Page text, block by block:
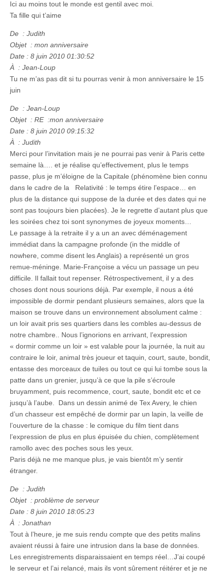
Ici au moins tout le monde est gentil avec moi.
Ta fille qui t’aime
De : Judith
Objet : mon anniversaire
Date : 8 juin 2010 01:30:52
À : Jean-Loup
Tu ne m’as pas dit si tu pourras venir à mon anniversaire le 15
juin
De : Jean-Loup
Objet : RE :mon anniversaire
Date : 8 juin 2010 09:15:32
À : Judith
Merci pour l’invitation mais je ne pourrai pas venir à Paris cette
semaine là…. et je réalise qu’effectivement, plus le temps
passe, plus je m’éloigne de la Capitale (phénomène bien connu
dans le cadre de la Relativité : le temps étire l’espace… en
plus de la distance qui suppose de la durée et des dates qui ne
sont pas toujours bien placées). Je le regrette d’autant plus que
les soirées chez toi sont synonymes de joyeux moments…
Le passage à la retraite il y a un an avec déménagement
immédiat dans la campagne profonde (in the middle of
nowhere, comme disent les Anglais) a représenté un gros
remue-méninge. Marie-Françoise a vécu un passage un peu
difficile. Il fallait tout repenser. Rétrospectivement, il y a des
choses dont nous sourions déjà. Par exemple, il nous a été
impossible de dormir pendant plusieurs semaines, alors que la
maison se trouve dans un environnement absolument calme :
un loir avait pris ses quartiers dans les combles au-dessus de
notre chambre.. Nous l’ignorions en arrivant, l’expression
« dormir comme un loir » est valable pour la journée, la nuit au
contraire le loir, animal très joueur et taquin, court, saute, bondit,
entasse des morceaux de tuiles ou tout ce qui lui tombe sous la
patte dans un grenier, jusqu’à ce que la pile s’écroule
bruyamment, puis recommence, court, saute, bondit etc et ce
jusqu’à l’aube. Dans un dessin animé de Tex Avery, le chien
d’un chasseur est empêché de dormir par un lapin, la veille de
l’ouverture de la chasse : le comique du film tient dans
l’expression de plus en plus épuisée du chien, complètement
ramollo avec des poches sous les yeux.
Paris déjà ne me manque plus, je vais bientôt m’y sentir
étranger.
De : Judith
Objet : problème de serveur
Date : 8 juin 2010 18:05:23
À : Jonathan
Tout à l’heure, je me suis rendu compte que des petits malins
avaient réussi à faire une intrusion dans la base de données.
Les enregistrements disparaissaient en temps réel…J’ai coupé
le serveur et l’ai relancé, mais ils vont sûrement réitérer et je ne